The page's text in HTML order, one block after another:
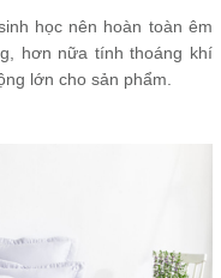
học nên hoàn toàn êm
hơn nữa tính thoáng khí
lớn cho sản phẩm.